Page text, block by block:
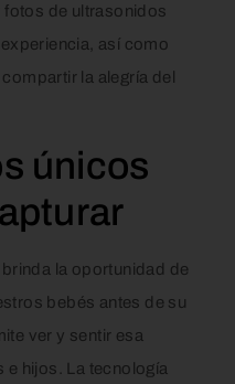
fotos de ultrasonidos
así como
la alegría del
únicos
la oportunidad de
bebés antes de su
ver y sentir esa
e hijos. La tecnología